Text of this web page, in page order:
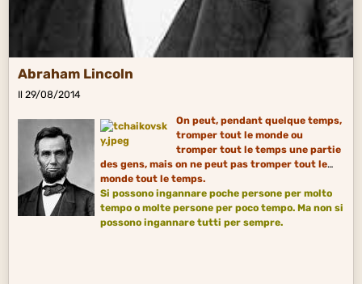
Abraham Lincoln
Il 29/08/2014
On peut, pendant quelque temps,
tromper tout le monde ou
tromper tout le temps une partie
des gens, mais on ne peut pas tromper tout le
monde tout le temps.
Si possono ingannarepoche persone per molto
tempo o molte persone per poco tempo. Ma non si
possono ingannare tutti per sempre.